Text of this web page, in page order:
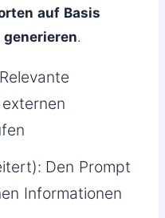
auf Basis
.
Den Prompt
Informationen